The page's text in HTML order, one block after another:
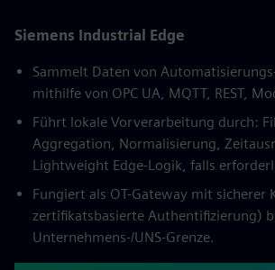
Siemens Industrial Edge
Sammelt Daten von
mithilfe von OPC UA, MQTT, REST,
Führt lokale Vorverarbeitung durch:
Aggregation, Normalisierung,
Lightweight Edge-Logik, falls
Fungiert als OT-Gateway mit sicherer
zertifikatsbasierte Authentifizierung)
Unternehmens-/UNS-Grenze.